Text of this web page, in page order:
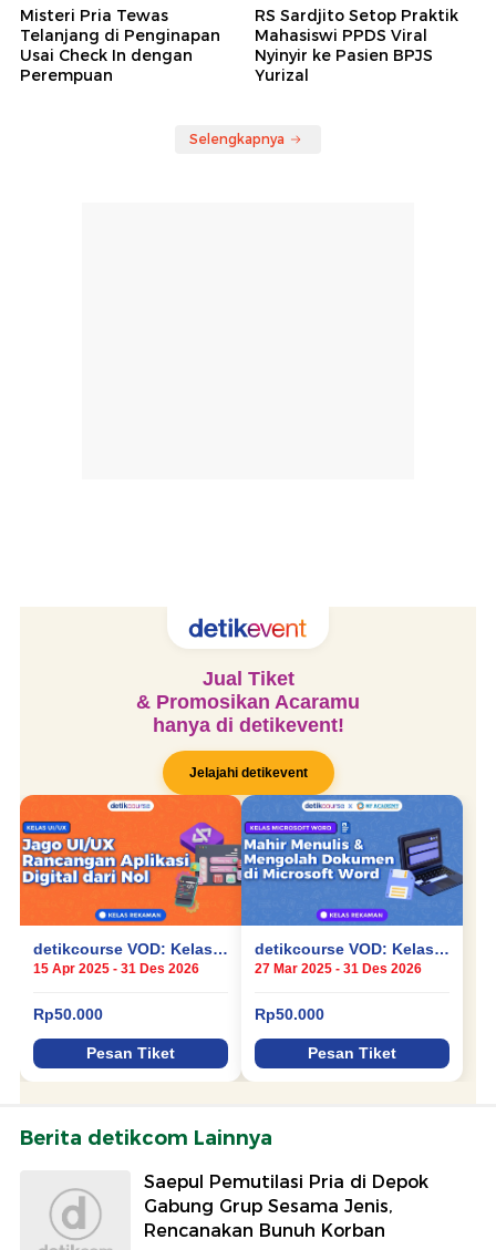
Misteri Pria Tewas
Telanjang di Penginapan
Usai Check In dengan
Perempuan
RS Sardjito Setop Praktik
Mahasiswi PPDS Viral
Nyinyir ke Pasien BPJS
Yurizal
Selengkapnya
Berita detikcom Lainnya
Saepul Pemutilasi Pria di Depok
Gabung Grup Sesama Jenis,
Rencanakan Bunuh Korban